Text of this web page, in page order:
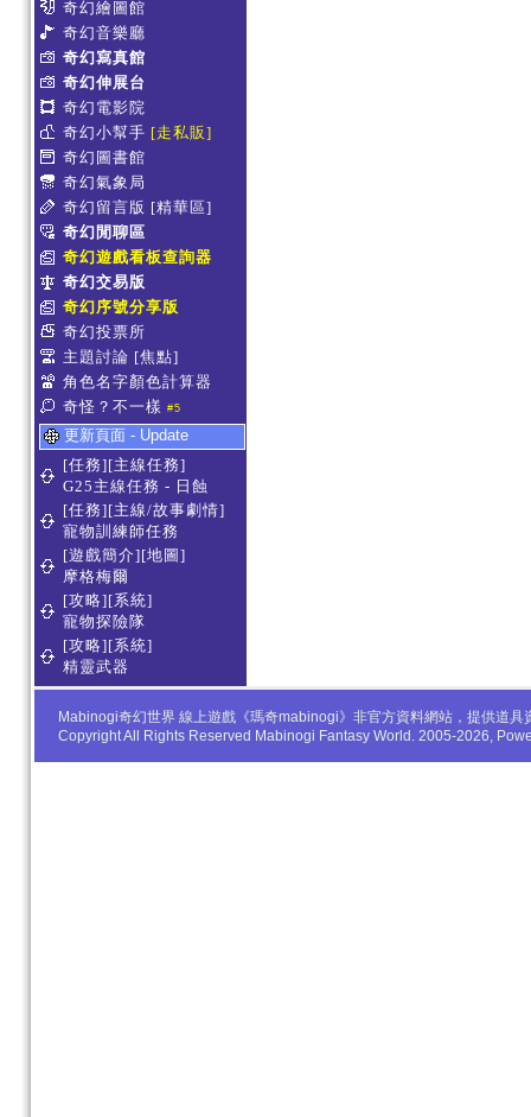
奇幻繪圖館
奇幻音樂廳
奇幻寫真館
奇幻伸展台
奇幻電影院
奇幻小幫手 [走私販]
奇幻圖書館
奇幻氣象局
奇幻留言版 [精華區]
奇幻閒聊區
奇幻遊戲看板查詢器
奇幻交易版
奇幻序號分享版
奇幻投票所
主題討論 [焦點]
角色名字顏色計算器
奇怪？不一樣 #5
更新頁面 - Update
[任務][主線任務]
G25主線任務 - 日蝕
[任務][主線/故事劇情]
寵物訓練師任務
[遊戲簡介][地圖]
摩格梅爾
[攻略][系統]
寵物探險隊
[攻略][系統]
精靈武器
Mabinogi奇幻世界 線上遊戲《瑪奇mabinogi》非官方資料網站，提供道
Copyright All Rights Reserved Mabinogi Fantasy World. 2005-2026,